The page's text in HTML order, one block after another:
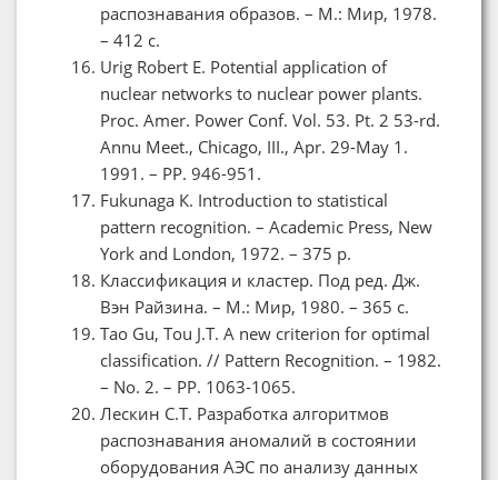
распознавания образов. – М.: Мир, 1978.
– 412 c.
Urig Robert E. Potential application of
nuclear networks to nuclear power plants.
Proc. Amer. Power Conf. Vol. 53. Pt. 2 53-rd.
Annu Meet., Chicago, III., Apr. 29-May 1.
1991. – PP. 946-951.
Fukunaga К. Introduction to statistical
pattern recognition. – Academic Press, New
York and London, 1972. – 375 p.
Классификация и кластер. Под ред. Дж.
Вэн Райзина. – М.: Мир, 1980. – 365 с.
Tao Gu, Tou J.T. A new criterion for optimal
classification. // Pattern Recognition. – 1982.
– No. 2. – PP. 1063-1065.
Лескин С.Т. Разработка алгоритмов
распознавания аномалий в состоянии
оборудования АЭС по анализу данных